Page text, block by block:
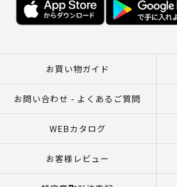
お買い物ガイド
お問い合わせ - よくあるご質問
WEBカタログ
お客様レビュー